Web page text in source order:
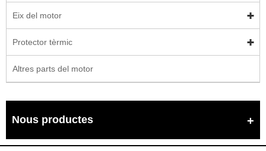
Eix del motor
Protector tèrmic
Altres parts del motor
Nous productes